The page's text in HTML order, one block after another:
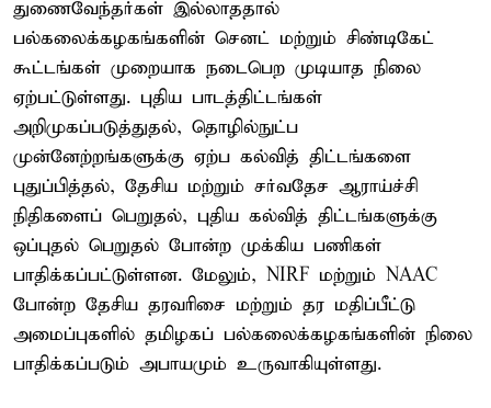
துணைவேந்தர்கள் இல்லாததால்
பல்கலைக்கழகங்களின் செனட் மற்றும் சிண்டிகேட்
கூட்டங்கள் முறையாக நடைபெற முடியாத நிலை
ஏற்பட்டுள்ளது. புதிய பாடத்திட்டங்கள்
அறிமுகப்படுத்துதல், தொழில்நுட்ப
முன்னேற்றங்களுக்கு ஏற்ப கல்வித் திட்டங்களை
புதுப்பித்தல், தேசிய மற்றும் சர்வதேச ஆராய்ச்சி
நிதிகளைப் பெறுதல், புதிய கல்வித் திட்டங்களுக்கு
ஒப்புதல் பெறுதல் போன்ற முக்கிய பணிகள்
பாதிக்கப்பட்டுள்ளன. மேலும், NIRF மற்றும் NAAC
போன்ற தேசிய தரவரிசை மற்றும் தர மதிப்பீட்டு
அமைப்புகளில் தமிழகப் பல்கலைக்கழகங்களின் நிலை
பாதிக்கப்படும் அபாயமும் உருவாகியுள்ளது.